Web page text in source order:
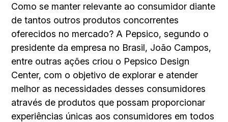
Como se manter relevante ao consumidor diante
de tantos outros produtos concorrentes
oferecidos no mercado? A Pepsico, segundo o
presidente da empresa no Brasil, João Campos,
entre outras ações criou o Pepsico Design
Center, com o objetivo de explorar e atender
melhor as necessidades desses consumidores
através de produtos que possam proporcionar
experiências únicas aos consumidores em todos